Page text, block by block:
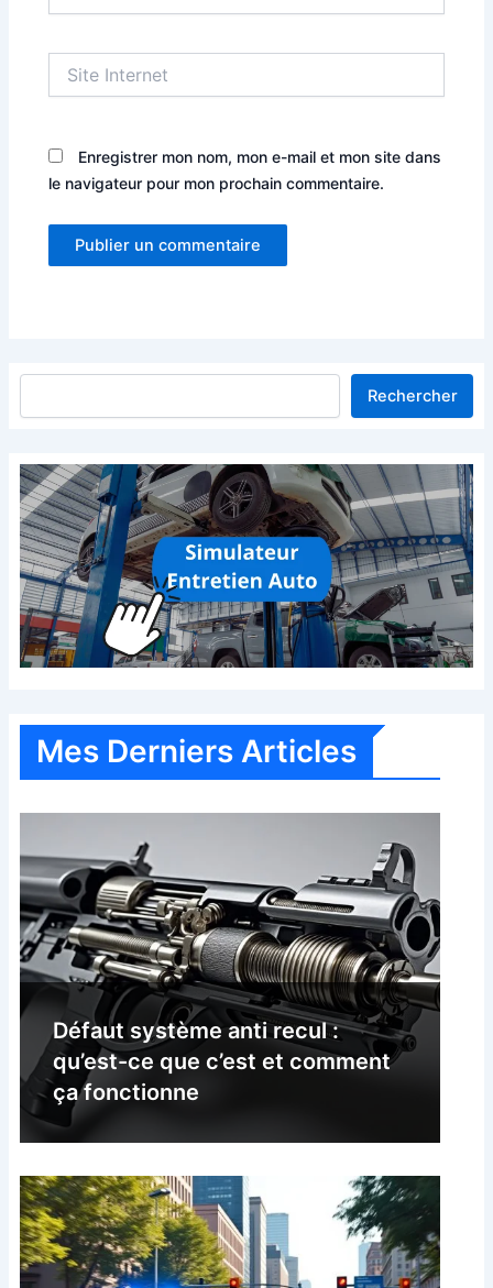
Internet
Enregistrer mon nom, mon e-mail et mon site dans
le navigateur pour mon prochain commentaire.
Rechercher
Mes Derniers Articles
Défaut système anti recul :
qu’est-ce que c’est et comment
ça fonctionne